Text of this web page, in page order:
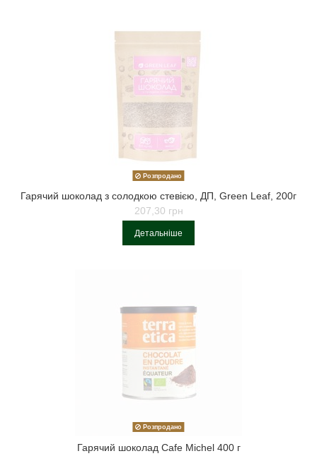
Розпродано
Гарячий шоколад з солодкою стевією, ДП, Green Leaf, 200г
207,30 грн
Детальніше
Розпродано
Гарячий шоколад Cafe Michel 400 г